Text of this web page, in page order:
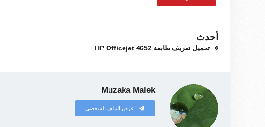
أحدث
تحميل تعريف طابعة HP Officejet 4652
Muzaka Malek
عرض الملف الشخصي